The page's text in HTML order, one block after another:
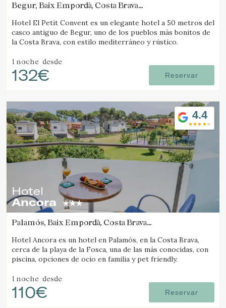
Begur, Baix Empordà, Costa Brava
Hotel El Petit Convent es un elegante hotel a 50 metros del
casco antiguo de Begur, uno de los pueblos más bonitos de
la Costa Brava, con estilo mediterráneo y rústico.
1 noche desde
132€ Reservar
4.4
Hotel
Ancora
Palamós, Baix Empordà, Costa Brava
Hotel Ancora es un hotel en Palamós, en la Costa Brava,
cerca de la playa de la Fosca, una de las más conocidas, con
piscina, opciones de ocio en familia y pet friendly.
1 noche desde
110€ Reservar